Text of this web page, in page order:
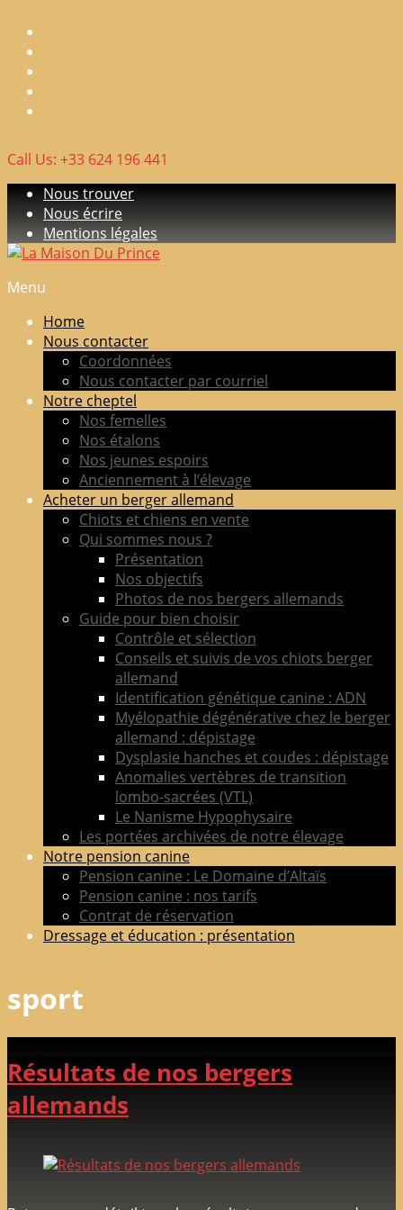
content
Call Us: +33 624 196 441
Nous trouver
Nous écrire
Mentions légales
La
Maison
Du
Prince
Elevage
allemand
adultes
Menu
Home
Nous contacter
Coordonnées
Nous contacter par courriel
Notre cheptel
Nos femelles
Nos étalons
Nos jeunes espoirs
Anciennement à l’élevage
Acheter un berger allemand
Chiots et chiens en vente
Qui sommes nous ?
Présentation
Nos objectifs
Photos de nos bergers allemands
Guide pour bien choisir
Contrôle et sélection
Conseils et suivis de vos chiots berger
allemand
Identification génétique canine : ADN
Myélopathie dégénérative chez le berger
allemand : dépistage
Dysplasie hanches et coudes : dépistage
Anomalies vertèbres de transition
lombo-sacrées (VTL)
Le Nanisme Hypophysaire
Les portées archivées de notre élevage
Notre pension canine
Pension canine : Le Domaine d’Altaïs
Pension canine : nos tarifs
Contrat de réservation
Dressage et éducation : présentation
sport
Résultats de nos bergers
allemands